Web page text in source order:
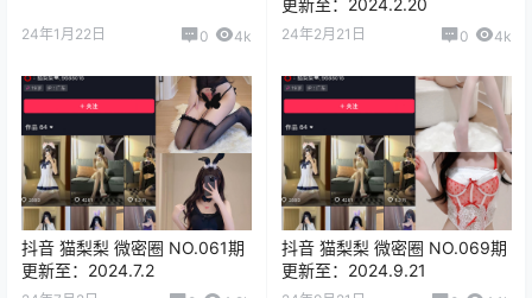
24年1月22日 0 4k
更新至：2024.2.20
24年2月21日 0 4k
抖音 猫梨梨 微密圈 NO.061期
更新至：2024.7.2
抖音 猫梨梨 微密圈 NO.069期
更新至：2024.9.21